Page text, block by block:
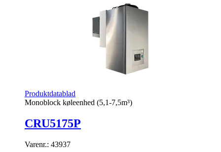
Produktdatablad
Monoblock køleenhed (5,1-7,5m³)
CRU5175P
Varenr.: 43937